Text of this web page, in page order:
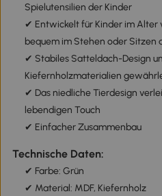
Spielutensilien der Kinder
✔ Entwickelt für Kinder im Alter
bequem im Stehen oder Sitzen
✔ Stabiles Satteldach-Design
Kiefernholzmaterialien
✔ Das niedliche Tierdesign
lebendigen Touch
✔ Einfacher Zusammenbau
Technische Daten:
✔ Farbe: Grün
✔ Material: MDF, Kiefernholz